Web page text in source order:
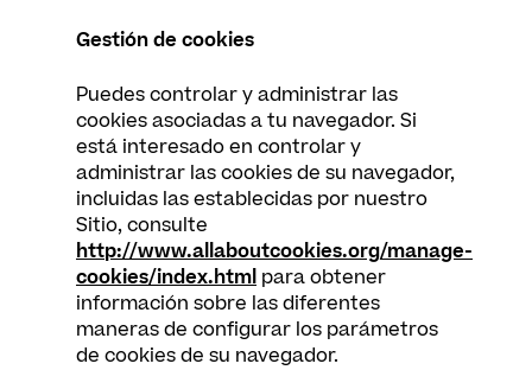
Gestión de cookies
Puedes controlar y administrar las
cookies asociadas a tu navegador. Si
está interesado en controlar y
administrar las cookies de su navegador,
incluidas las establecidas por nuestro
Sitio, consulte
http://www.allaboutcookies.org/manage-
cookies/index.html para obtener
información sobre las diferentes
maneras de configurar los parámetros
de cookies de su navegador.